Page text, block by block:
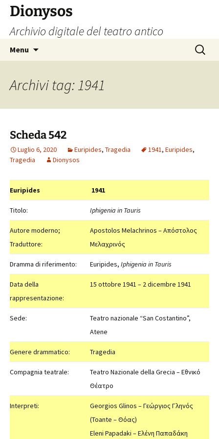
contenuto
Dionysos
Archivio digitale del teatro antico
Menu
Ricerca
per:
Archivi tag: 1941
Scheda 542
Luglio 6, 2020 Euripides, Tragedia 1941, Euripides,
Tragedia
Dionysos
Euripides 1941
Titolo: Iphigenia in Tauris
Autore moderno;
Traduttore:
Apostolos Melachrinos – Απόστολος
Μελαχρινός
Dramma di riferimento: Euripides, Iphigenia in Tauris
Data della
rappresentazione:
15 ottobre 1941 – 2 dicembre 1941
Sede:
Teatro nazionale “San Costantino”,
Atene
Genere drammatico: Tragedia
Compagnia teatrale:
Teatro Nazionale della Grecia – Εθνικό
Θέατρο
Interpreti:
Georgios Glinos – Γεώργιος Γληνός
(Toante – Θόας)
Eleni Papadaki – Ελένη Παπαδάκη